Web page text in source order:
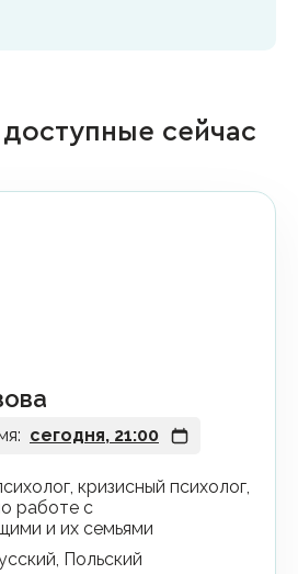
сейчас
сегодня, 21:00
кризисный психолог,
работе с
и их семьями
Польский